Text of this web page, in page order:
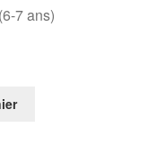
7 ans)